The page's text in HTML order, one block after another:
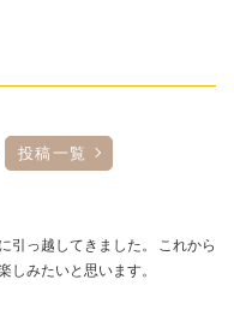
投稿一覧
引っ越してきました。 これから
しみたいと思います。